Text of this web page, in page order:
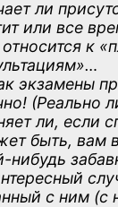
ли
или все
относится к
…
экзамены
(Реально
ли, если
быть, вам
нибудь
с ним (с